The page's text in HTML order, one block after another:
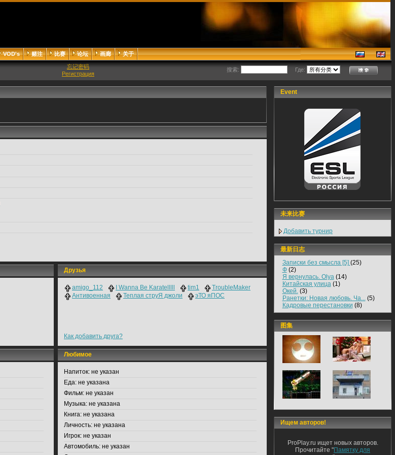
VOD's 赌注 比赛 论坛 画廊 关于
忘记密码
Регистрация
搜索: Где:
Друзья
amigo_112 I Wanna Be Karatelllll tim1
TroubleMaker
Антивоенная
Теплая струЯ джоли эТО яПОС
Как добавить друга?
Любимое
Напиток: не указан
Еда: не указана
Фильм: не указан
Музыка: не указана
Книга: не указана
Личность: не указана
Игрок: не указан
Автомобиль: не указан
Event
未来比赛
Добавить турнир
最新日志
Записки без смысла [5] (25)
Ф(2)
Я вернулась. Olya(14)
Китайская улица(1)
Окей.(3)
Ранетки: Новая любовь. Ча...(5)
Кадровые перестановки (8)
图集
Ищем авторов!
ProPlay.ru ищет новых авторов.
Прочитайте "Памятку для